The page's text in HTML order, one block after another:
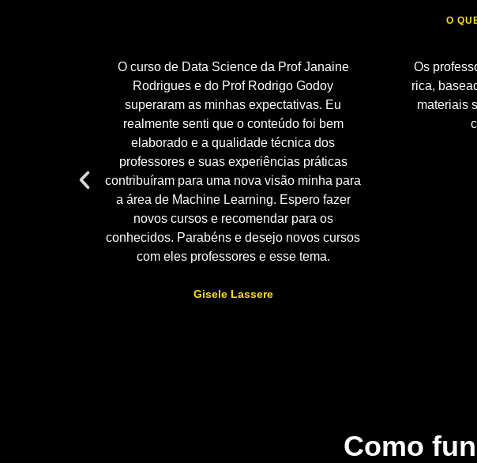
O
O curso de Data Science da Prof Janaine
Rodrigues e do Prof Rodrigo Godoy
superaram as minhas expectativas. Eu
realmente senti que o conteúdo foi bem
elaborado e a qualidade técnica dos
professores e suas experiências práticas
contribuíram para uma nova visão minha para
a área de Machine Learning. Espero fazer
novos cursos e recomendar para os
conhecidos. Parabéns e desejo novos cursos
com eles professores e esse tema.
Gisele Lassere
Os
rica,
materiais
Como